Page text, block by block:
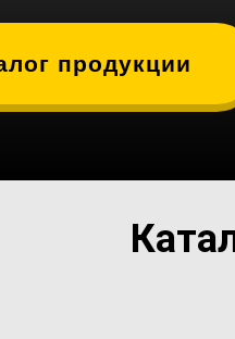
продукции